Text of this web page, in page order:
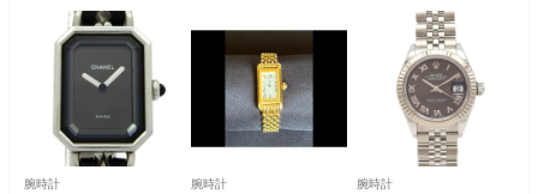
腕時計 腕時計 腕時計